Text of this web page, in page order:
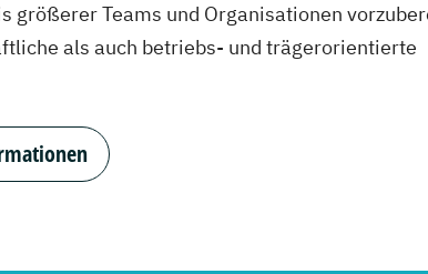
größerer Teams und Organisationen
als auch betriebs- und trägerorientierte